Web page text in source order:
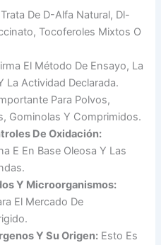
De D-Alfa Natural, Dl-
Tocoferoles Mixtos O
El Método De Ensayo, La
La Actividad Declarada.
Para Polvos,
Gominolas Y Comprimidos.
De Oxidación:
E En Base Oleosa Y Las
Y Microorganismos:
El Mercado De
Y Su Origen: Esto Es